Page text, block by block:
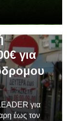
για
για
έως τον